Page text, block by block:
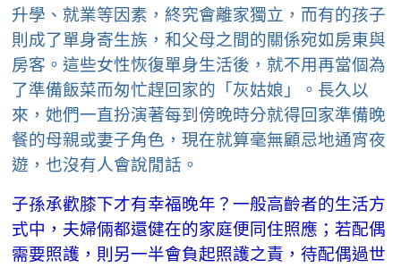
升學、就業等因素，終究會離家獨立，而有的孩子
則成了單身寄生族，和父母之間的關係宛如房東與
房客。這些女性恢復單身生活後，就不用再當個為
了準備飯菜而匆忙趕回家的「灰姑娘」。長久以
來，她們一直扮演著每到傍晚時分就得回家準備晚
餐的母親或妻子角色，現在就算毫無顧忌地通宵夜
遊，也沒有人會說閒話。
子孫承歡膝下才有幸福晚年？一般高齡者的生活方
式中，夫婦倆都還健在的家庭便同住照應；若配偶
需要照護，則另一半會負起照護之責，待配偶過世